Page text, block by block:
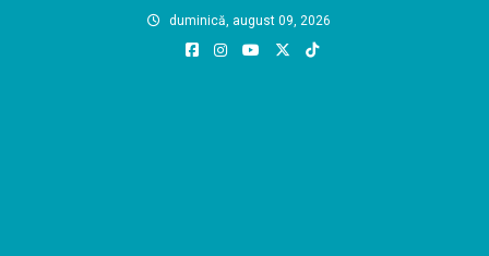
duminică, august 09, 2026